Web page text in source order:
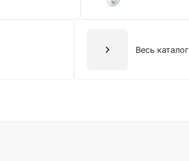
Весь каталог